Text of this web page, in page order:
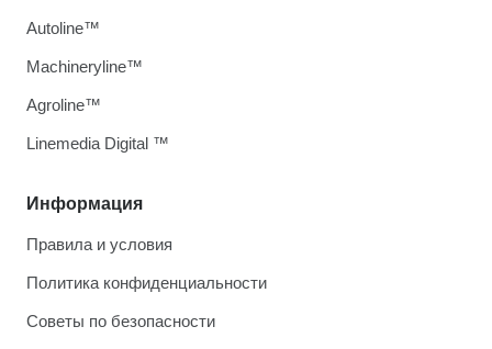
Информация
Правила и условия
Политика конфиденциальности
Советы по безопасности
Autoline™
Machineryline™
Agroline™
Linemedia Digital ™